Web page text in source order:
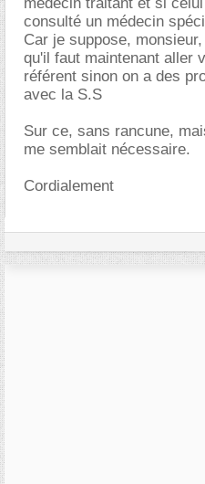
consulté un médecin
Car je suppose,
qu'il faut maintenant aller
référent sinon on a des
avec la S.S
Sur ce, sans rancune,
me semblait nécessaire.
Cordialement